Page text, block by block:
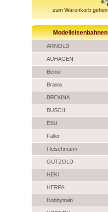
zum Warenkorb gehen
Modelleisenbahnen
ARNOLD
AUHAGEN
Bemo
Brawa
BREKINA
BUSCH
ESU
Faller
Fleischmann
GÜTZOLD
HEKI
HERPA
Hobbytrain